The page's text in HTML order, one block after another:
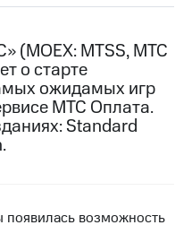
(MOEX: MTSS, МТС
о старте
ожидамых игр
МТС Оплата.
Standard
возможность